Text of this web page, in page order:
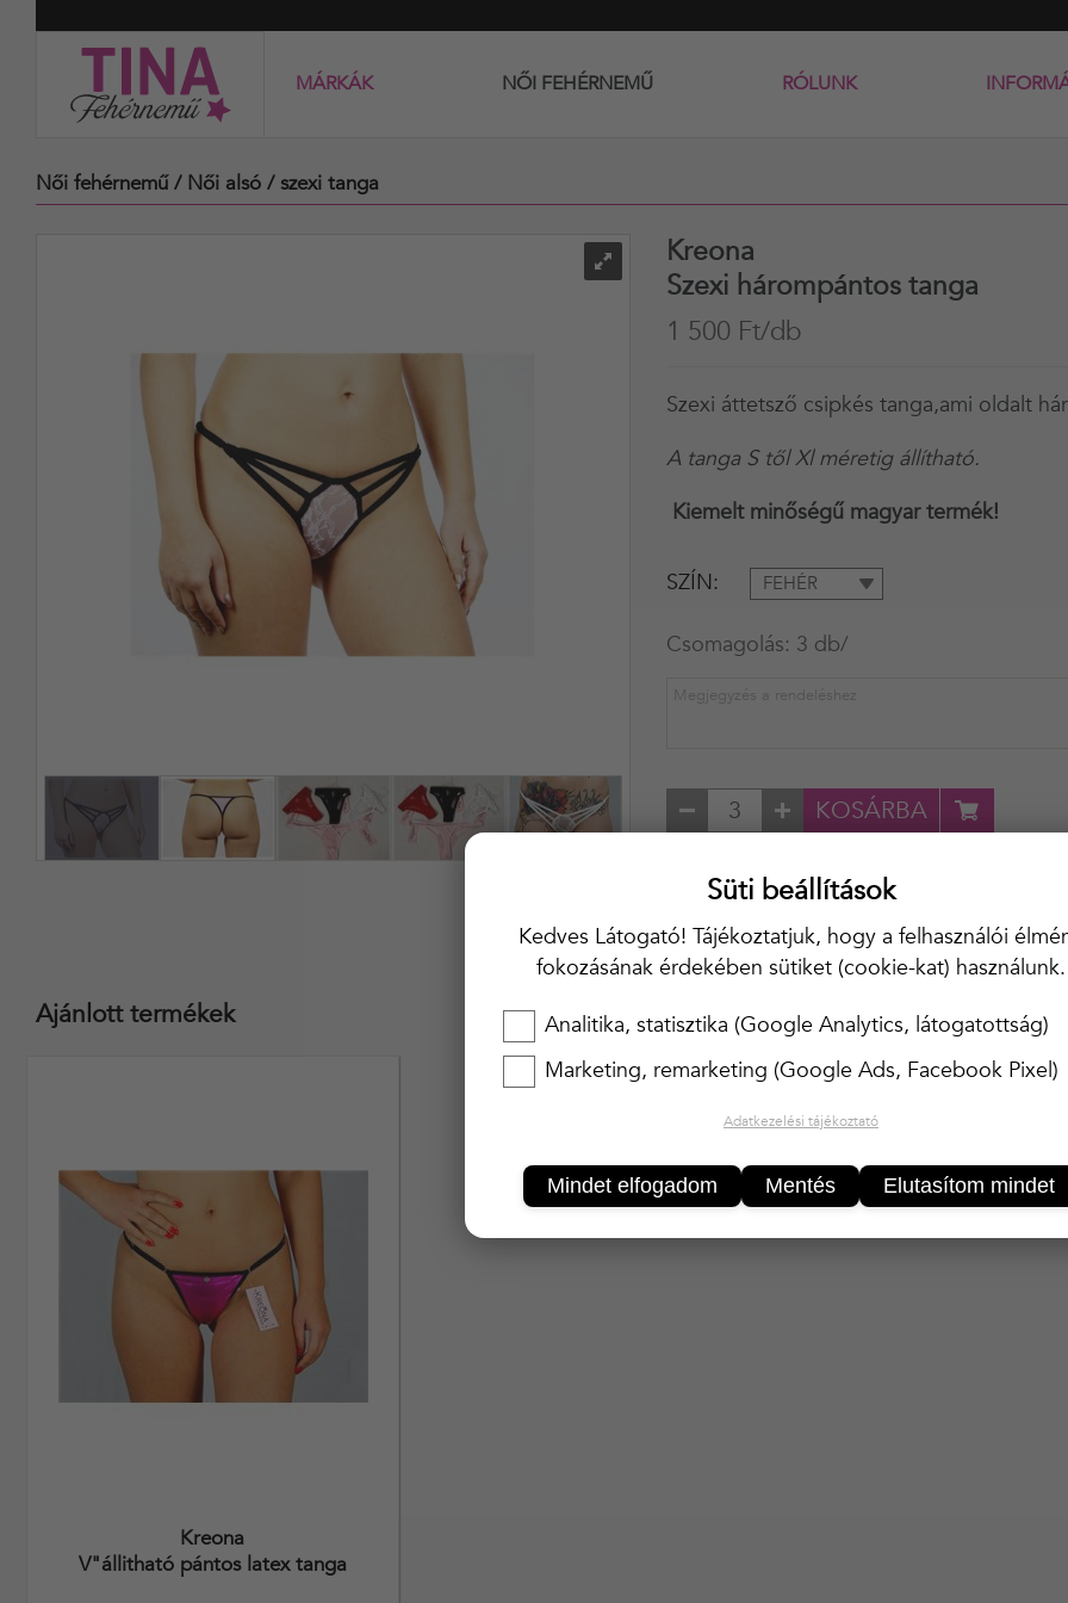
MÁRKÁK NŐI FEHÉRNEMŰ RÓLUNK
Női fehérnemű / Női alsó / szexi tanga
Kreona
Szexi hárompántos tanga
1 500 Ft/db
Szexi áttetsző csipkés tanga,ami oldalt
A tanga S től Xl méretig állítható.
Kiemelt minőségű magyar termék!
SZÍN FEHÉR
Csomagolás: 3 db/
KOSÁRBA
20 000 Ft felett ingyenes kiszállítás!!
Ajánlott termékek
Kreona
V"állitható pántos latex tanga
Süti beállítások
Kedves Látogató! Tájékoztatjuk, hogy a felhasználói
fokozásának érdekében sütiket (cookie-kat) használunk.
Analitika, statisztika (Google Analytics, látogatottság)
Marketing, remarketing (Google Ads, Facebook Pixel)
Adatkezelési tájékoztató
Mindet elfogadom Mentés Elutasítom mindet